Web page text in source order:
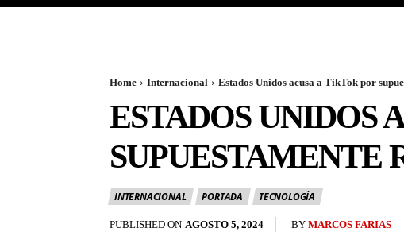
Home Internacional Estados Unidos acusa a TikTok por
ESTADOS UNIDOS
SUPUESTAMENTE
INTERNACIONAL PORTADA TECNOLOGÍA
PUBLISHED ON AGOSTO 5, 2024 BY MARCOS FARIAS